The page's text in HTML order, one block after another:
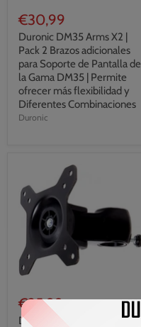
€30,99
Duronic DM35 Arms X2 |
Pack 2 Brazos adicionales
para Soporte de Pantalla de
la Gama DM35 | Permite
ofrecer más flexibilidad y
Diferentes Combinaciones
Duronic
€25,99
Duronic DM35 VESA Head